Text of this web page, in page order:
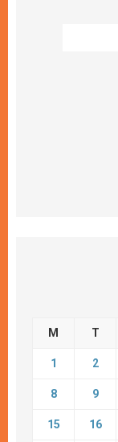
M T
1 2
8 9
15 16